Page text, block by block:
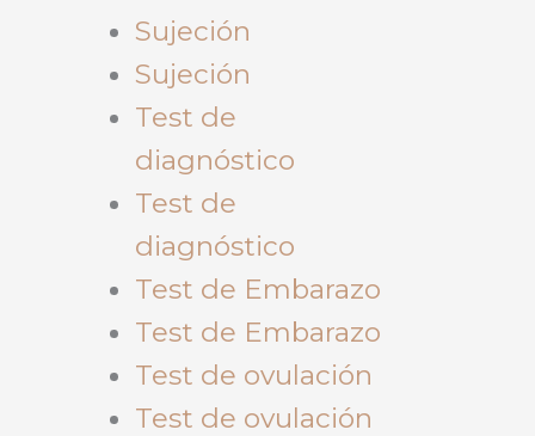
Sujeción
Sujeción
Test de
diagnóstico
Test de
diagnóstico
Test de Embarazo
Test de Embarazo
Test de ovulación
Test de ovulación